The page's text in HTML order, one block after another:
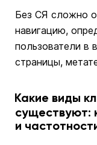
Без СЯ сложно
навигацию,
пользователи в
страницы,
Какие виды
существуют:
и